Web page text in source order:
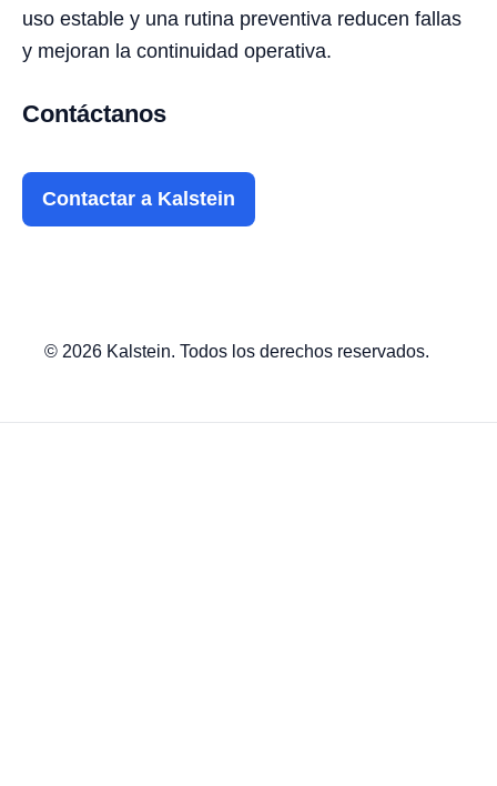
uso estable y una rutina preventiva reducen fallas
y mejoran la continuidad operativa.
Contáctanos
Contactar a Kalstein
© 2026 Kalstein. Todos los derechos reservados.